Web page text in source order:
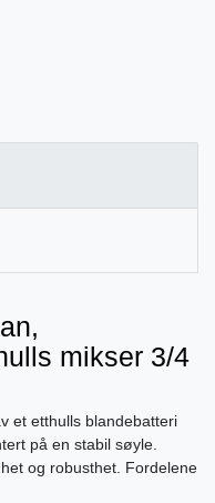
mikser 3/4
et etthulls blandebatteri
på en stabil søyle.
og robusthet. Fordelene